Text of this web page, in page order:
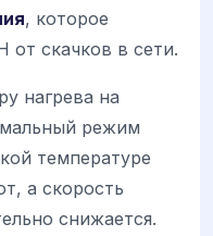
, которое
от скачков в сети.
нагрева на
режим
температуре
а скорость
снижается.